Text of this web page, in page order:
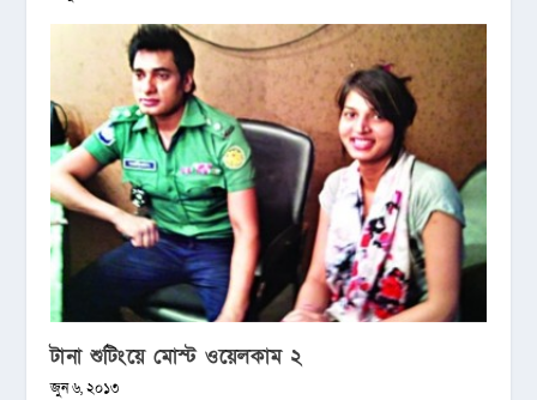
টানা শুটিংয়ে মোস্ট ওয়েলকাম ২
জুন ৬, ২০১৩